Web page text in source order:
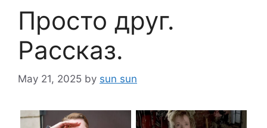
Просто друг.
Рассказ.
May 21, 2025 by sun sun